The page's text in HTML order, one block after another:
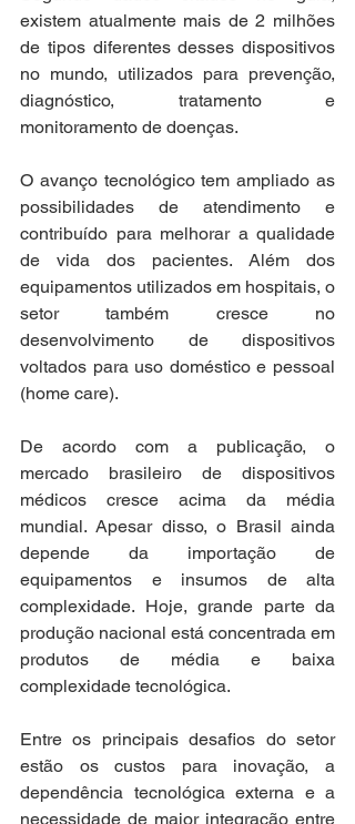
existem atualmente mais de 2 milhões
de tipos diferentes desses dispositivos
no mundo, utilizados para prevenção,
diagnóstico, tratamento e
monitoramento de doenças.
O avanço tecnológico tem ampliado as
possibilidades de atendimento e
contribuído para melhorar a qualidade
de vida dos pacientes. Além dos
equipamentos utilizados em hospitais, o
setor também cresce no
desenvolvimento de dispositivos
voltados para uso doméstico e pessoal
(home care).
De acordo com a publicação, o
mercado brasileiro de dispositivos
médicos cresce acima da média
mundial. Apesar disso, o Brasil ainda
depende da importação de
equipamentos e insumos de alta
complexidade. Hoje, grande parte da
produção nacional está concentrada em
produtos de média e baixa
complexidade tecnológica.
Entre os principais desafios do setor
estão os custos para inovação, a
dependência tecnológica externa e a
necessidade de maior integração entre